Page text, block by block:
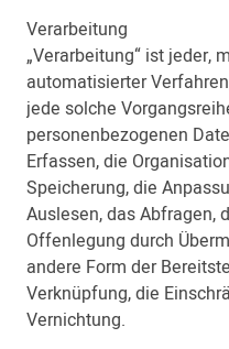
Verarbeitung
„Verarbeitung“ ist jeder,
automatisierter
jede solche
personenbezogenen
Erfassen, die
Speicherung, die
Auslesen, das Abfragen,
Offenlegung durch
andere Form der
Verknüpfung, die
Vernichtung.